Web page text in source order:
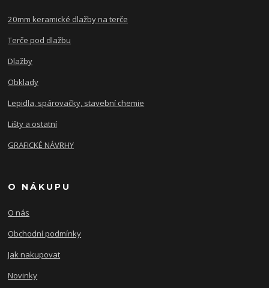
20mm keramické dlažby na terče
Terče pod dlažbu
Dlažby
Obklady
Lepidla, spárovačky, stavební chemie
Lišty a ostatní
GRAFICKÉ NÁVRHY
O NÁKUPU
O nás
Obchodní podmínky
Jak nakupovat
Novinky